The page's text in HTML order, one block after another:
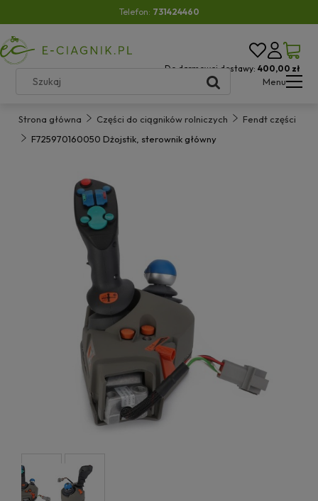
Telefon: 731424460
Do darmowej dostawy: 400,00 zł
Menu
Strona główna Części do ciągników rolniczych
Fendt części
F725970160050 Dżojstik, sterownik główny